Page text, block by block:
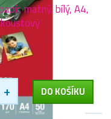
matný, bílý, A4,
+ DO KOŠÍKU